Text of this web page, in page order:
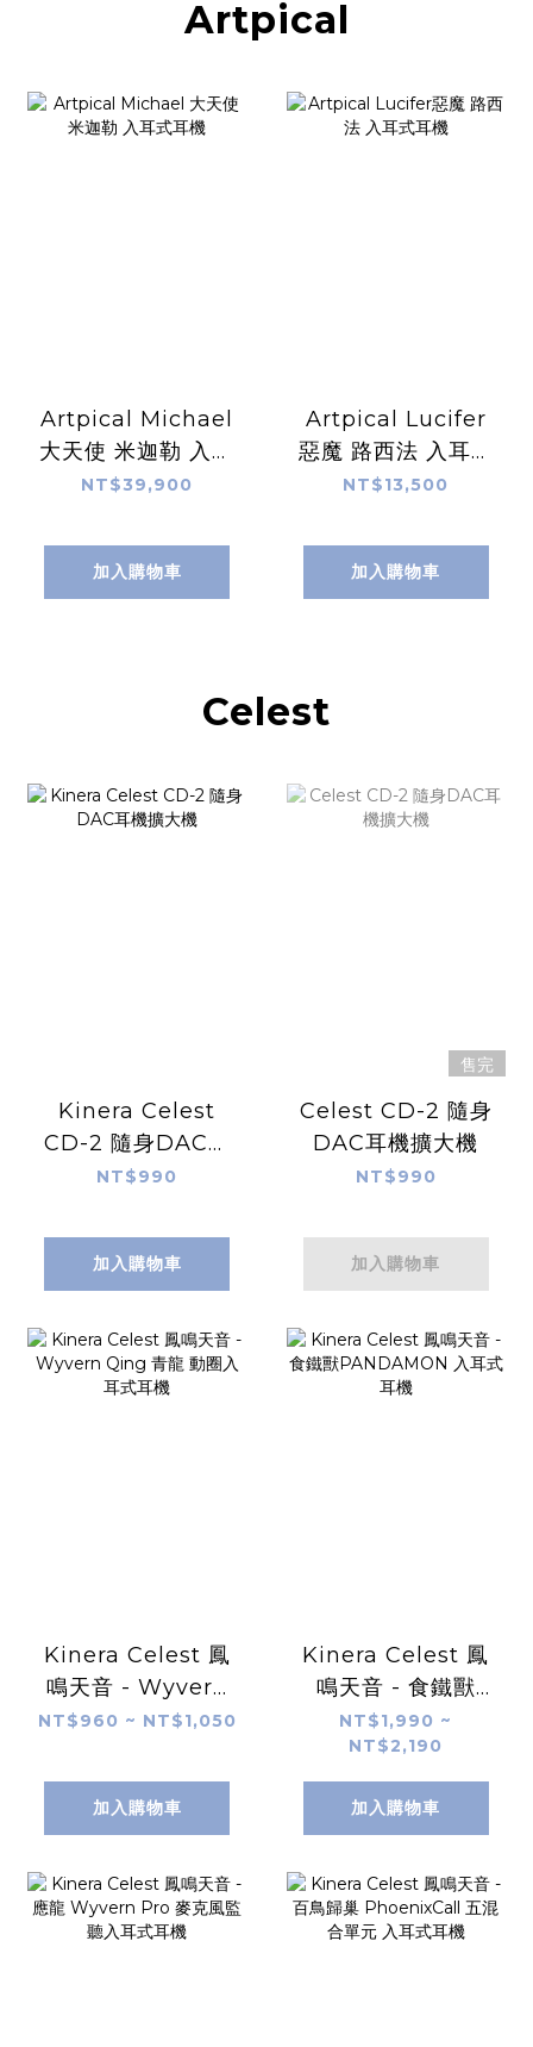
Artpical
Artpical Michael
大天使 米迦勒 入耳
式耳機
NT$39,900
加入購物車
Artpical Lucifer
惡魔 路西法 入耳式
耳機
NT$13,500
加入購物車
Celest
Kinera Celest
CD-2 隨身DAC耳
機擴大機
NT$990
加入購物車
售完
Celest CD-2 隨身
DAC耳機擴大機
NT$990
加入購物車
Kinera Celest 鳳
鳴天音 - Wyvern
Qing 青龍 動圈入
NT$960 ~ NT$1,050
加入購物車
Kinera Celest 鳳
鳴天音 - 食鐵獸
PANDAMON 入耳
式耳機
NT$1,990 ~
NT$2,190
加入購物車